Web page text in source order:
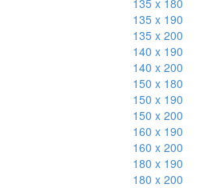
135 x 180
135 x 190
135 x 200
140 x 190
140 x 200
150 x 180
150 x 190
150 x 200
160 x 190
160 x 200
180 x 190
180 x 200